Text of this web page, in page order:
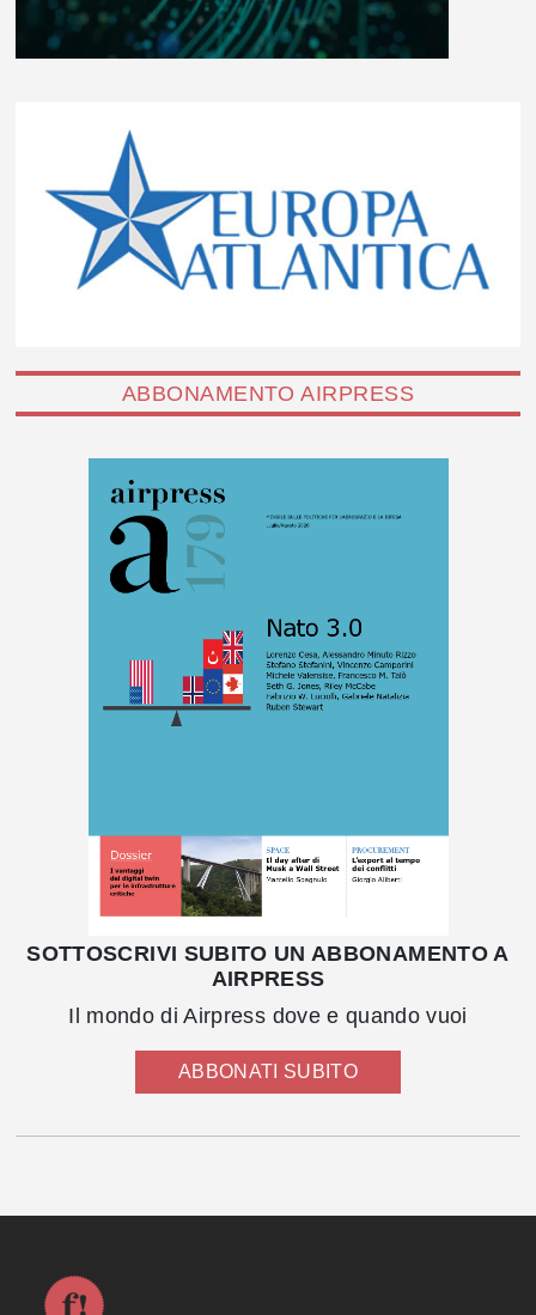
ABBONAMENTO AIRPRESS
SOTTOSCRIVI SUBITO UN ABBONAMENTO A
AIRPRESS
Il mondo di Airpress dove e quando vuoi
ABBONATI SUBITO